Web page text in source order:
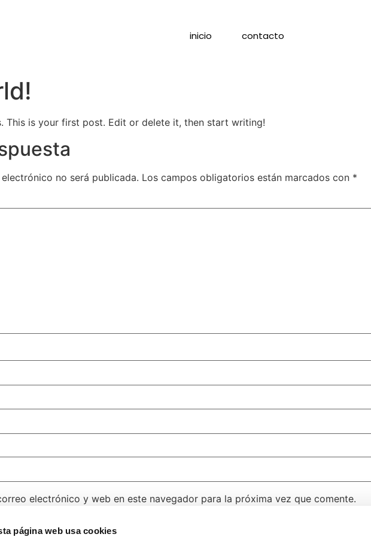
página web usa cookies
inicio contacto
This is your first post. Edit or delete it, then start writing!
no será publicada. Los campos obligatorios están marcados con *
electrónico y web en este navegador para la próxima vez que comente.